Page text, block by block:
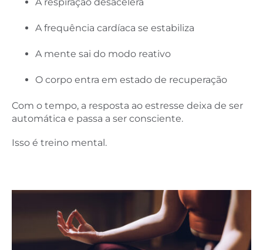
A frequência cardíaca se estabiliza
A mente sai do modo reativo
O corpo entra em estado de recuperação
Com o tempo, a resposta ao estresse deixa de ser
automática e passa a ser consciente.
Isso é treino mental.